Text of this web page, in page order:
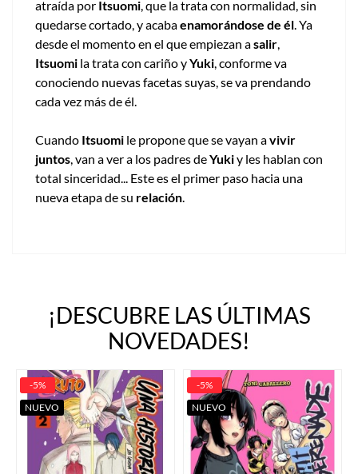
atraída por Itsuomi, que la trata con normalidad, sin
quedarse cortado, y acabaenamorándose de él. Ya
desde el momento en el que empiezan asalir,
Itsuomi la trata con cariño yYuki, conforme va
conociendo nuevas facetas suyas, se va prendando
cada vez más de él.
Cuando Itsuomi le propone que se vayan avivir
juntos, van a ver a los padres deYukiy les hablan con
total sinceridad... Este es el primer paso hacia una
nueva etapa de su relación.
¡DESCUBRE LAS ÚLTIMAS
NOVEDADES!
-5%
NUEVO
-5%
NUEVO